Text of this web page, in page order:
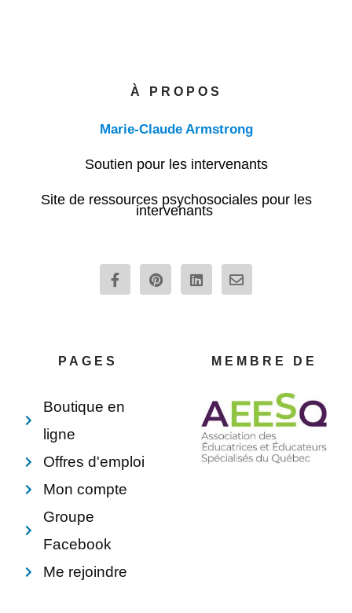
À PROPOS
Marie-Claude Armstrong
Soutien pour les intervenants
Site de ressources psychosociales pour les
intervenants
F
a
c
P
i
n
L
i
n
E
n
v
p
e
PAGES
Boutique en
ligne
Offres d'emploi
Mon compte
Groupe
Facebook
Me rejoindre
MEMBRE DE